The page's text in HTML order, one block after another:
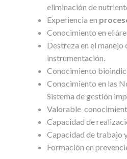
eliminación de
Experiencia en
Conocimiento en el
Destreza en el manejo
instrumentación.
Conocimiento
Conocimiento en las
Sistema de gestión
Valorable
Capacidad de
Capacidad de trabajo
Formación en